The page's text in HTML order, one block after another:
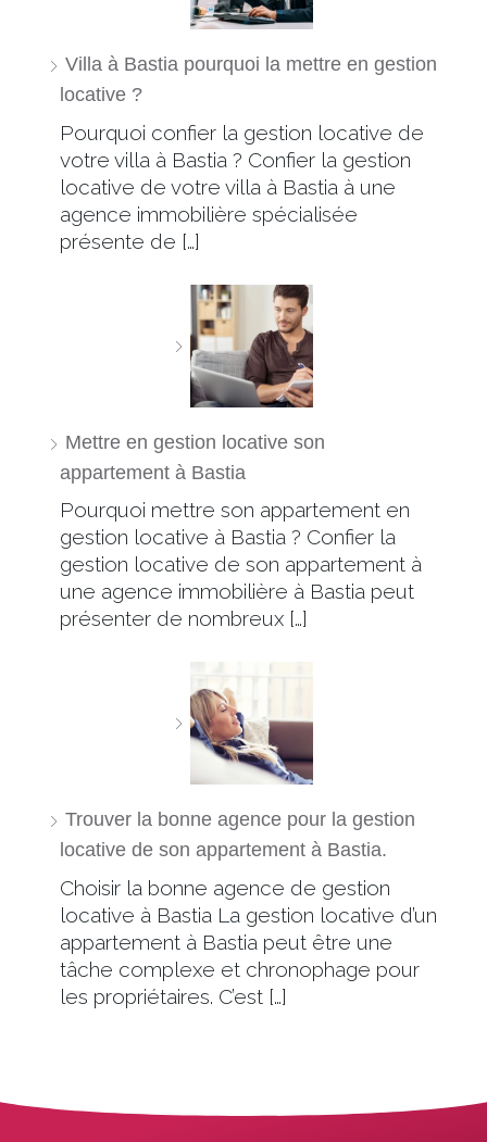
Villa à Bastia pourquoi la mettre en gestion
locative ?
Pourquoi confier la gestion locative de
votre villa à Bastia ? Confier la gestion
locative de votre villa à Bastia à une
agence immobilière spécialisée
présente de […]
Mettre en gestion locative son
appartement à Bastia
Pourquoi mettre son appartement en
gestion locative à Bastia ? Confier la
gestion locative de son appartement à
une agence immobilière à Bastia peut
présenter de nombreux […]
Trouver la bonne agence pour la gestion
locative de son appartement à Bastia.
Choisir la bonne agence de gestion
locative à Bastia La gestion locative d’un
appartement à Bastia peut être une
tâche complexe et chronophage pour
les propriétaires. C’est […]